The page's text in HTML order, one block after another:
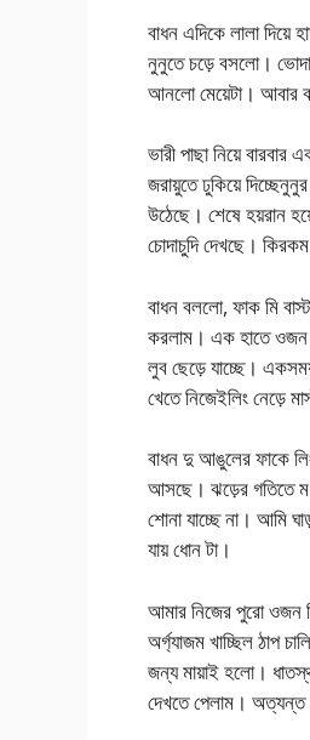
বাধন এদিকে লালা
নুনুতে চড়ে বসলো।
আনলো মেয়েটা। আবার
ভারী পাছা নিয়ে
জরায়ুতে ঢুকিয়ে
উঠেছে। শেষে হয়রান
চোদাচুদি দেখছে। কিরকম
বাধন বললো, ফাক মি
করলাম। এক হাতে ওজন
লুব ছেড়ে যাচ্ছে।
খেতে নিজেইলিং নেড়ে
বাধন দু আঙুলের ফাকে
আসছে। ঝড়ের গতিতে
শোনা যাচ্ছে না। আমি
যায় ধোন টা।
আমার নিজের পুরো ওজন
অর্গ্যাজম খাচ্ছিল ঠাপ
জন্য মায়াই হলো।
দেখতে পেলাম। অত্যন্ত